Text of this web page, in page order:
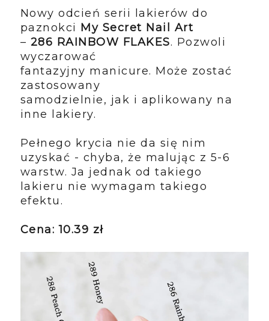
Nowy odcień serii lakierów do
paznokci My Secret Nail Art
– 286 RAINBOW FLAKES. Pozwoli
wyczarować
fantazyjny manicure. Może zostać
zastosowany
samodzielnie, jak i aplikowany na
inne lakiery.
Pełnego krycia nie da się nim
uzyskać - chyba, że malując z 5-6
warstw. Ja jednak od takiego
lakieru nie wymagam takiego
efektu.
Cena: 10.39 zł